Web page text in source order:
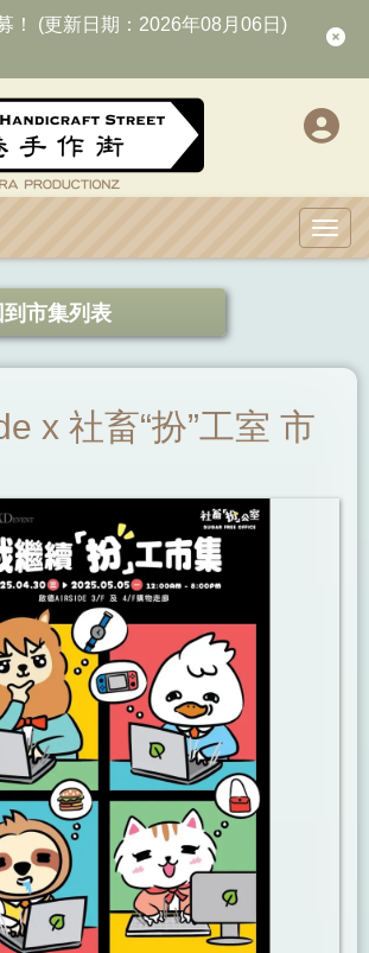
！ (更新日期：2026年08月06日)
到市集列表
x 社畜“扮”工室 市